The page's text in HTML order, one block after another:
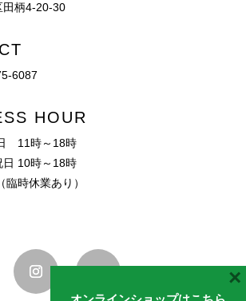
田柄4-20-30
6087
HOUR
11時～18時
日 10時～18時
臨時休業あり）
×